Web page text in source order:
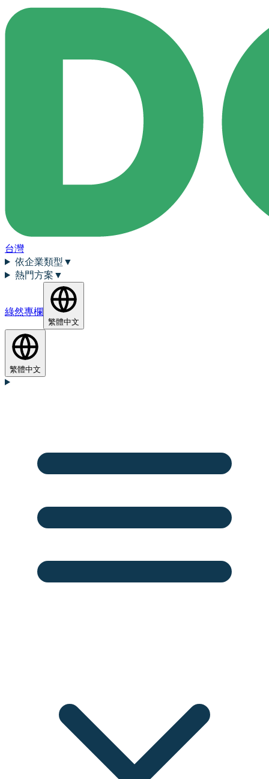
台灣
依企業類型 ▼
熱門方案 ▼
綠然專欄
繁體中文
繁體中文